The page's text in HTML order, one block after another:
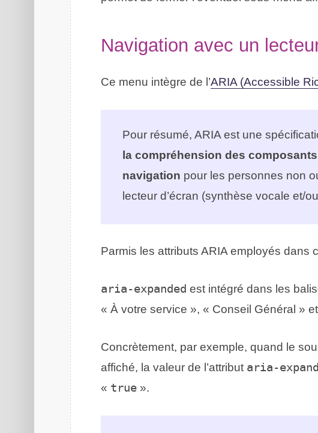
Navigation avec un
Ce menu intègre de l’ARIA(Accessible
Pour résumé, ARIA est une
la compréhension des
navigation pour les personnes non
lecteur d’écran (synthèse vocale et/
Parmis les attributs ARIAemployés dans
aria-expanded est intégré dans les
« À votre service », « Conseil Général »
Concrètement, par exemple, quand le
affiché, la valeur de l’attribut aria-
« true».